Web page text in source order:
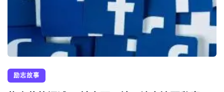
励志故事